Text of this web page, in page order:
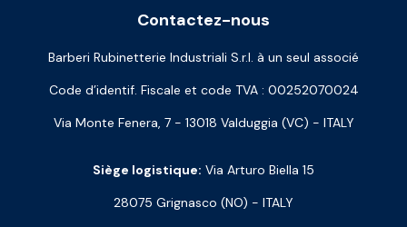
Contactez-nous
Barberi Rubinetterie Industriali S.r.l. à un seul associé
Code d’identif. Fiscale et code TVA : 00252070024
Via Monte Fenera, 7 - 13018 Valduggia (VC) - ITALY
Siège logistique: Via Arturo Biella 15
28075 Grignasco (NO) - ITALY